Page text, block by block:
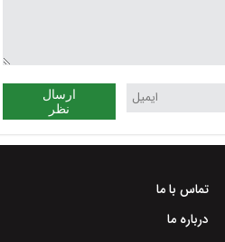
ارسال
نظر
تماس با ما
درباره ما